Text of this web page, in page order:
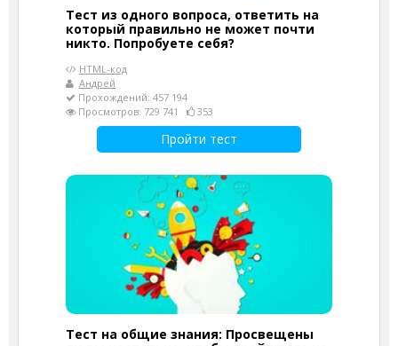
Тест из одного вопроса, ответить на
который правильно не может почти
никто. Попробуете себя?
HTML-код
Андрей
Прохождений: 457 194
Просмотров: 729 741
353
Пройти тест
Тест на общие знания: Просвещены